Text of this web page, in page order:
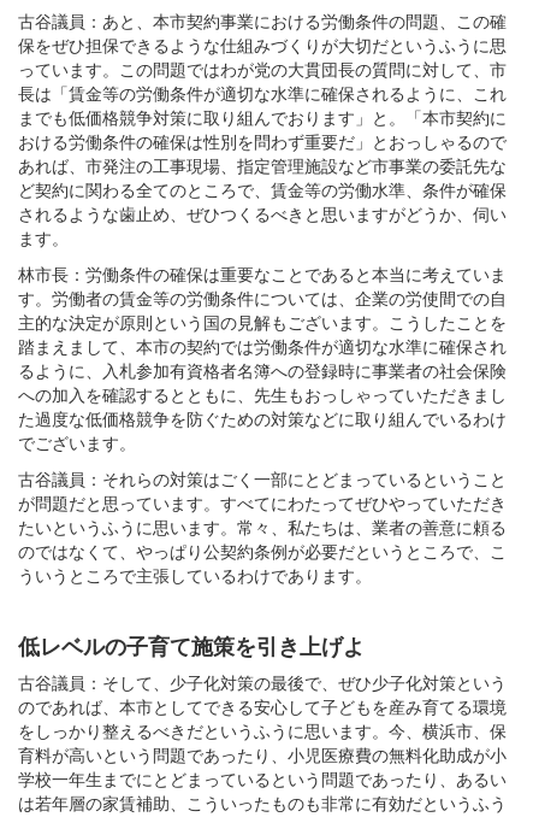
古谷議員：あと、本市契約事業における労働条件の問題、この確
保をぜひ担保できるような仕組みづくりが大切だというふうに思
っています。この問題ではわが党の大貫団長の質問に対して、市
長は「賃金等の労働条件が適切な水準に確保されるように、これ
までも低価格競争対策に取り組んでおります」と。「本市契約に
おける労働条件の確保は性別を問わず重要だ」とおっしゃるので
あれば、市発注の工事現場、指定管理施設など市事業の委託先な
ど契約に関わる全てのところで、賃金等の労働水準、条件が確保
されるような歯止め、ぜひつくるべきと思いますがどうか、伺い
ます。
林市長：労働条件の確保は重要なことであると本当に考えていま
す。労働者の賃金等の労働条件については、企業の労使間での自
主的な決定が原則という国の見解もございます。こうしたことを
踏まえまして、本市の契約では労働条件が適切な水準に確保され
るように、入札参加有資格者名簿への登録時に事業者の社会保険
への加入を確認するとともに、先生もおっしゃっていただきまし
た過度な低価格競争を防ぐための対策などに取り組んでいるわけ
でございます。
古谷議員：それらの対策はごく一部にとどまっているということ
が問題だと思っています。すべてにわたってぜひやっていただき
たいというふうに思います。常々、私たちは、業者の善意に頼る
のではなくて、やっぱり公契約条例が必要だというところで、こ
ういうところで主張しているわけであります。
低レベルの子育て施策を引き上げよ
古谷議員：そして、少子化対策の最後で、ぜひ少子化対策という
のであれば、本市としてできる安心して子どもを産み育てる環境
をしっかり整えるべきだというふうに思います。今、横浜市、保
育料が高いという問題であったり、小児医療費の無料化助成が小
学校一年生までにとどまっているという問題であったり、あるい
は若年層の家賃補助、こういったものも非常に有効だというふう